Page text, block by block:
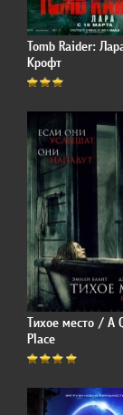
Tomb Raider:
Крофт
Тихое место / A
Place